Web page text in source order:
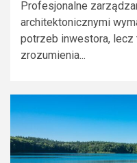
Profesjonalne
architektonicznymi
potrzeb inwestora, lecz
zrozumienia...